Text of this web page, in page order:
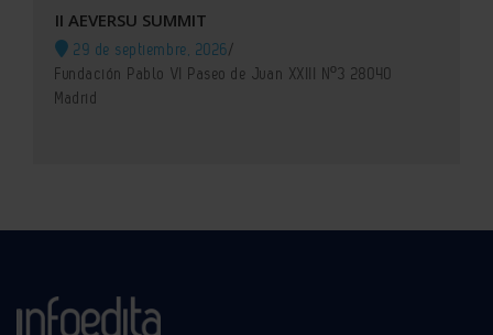
II AEVERSU SUMMIT
29 de septiembre, 2026/
Fundación Pablo VI Paseo de Juan XXIII Nº3 28040
Madrid